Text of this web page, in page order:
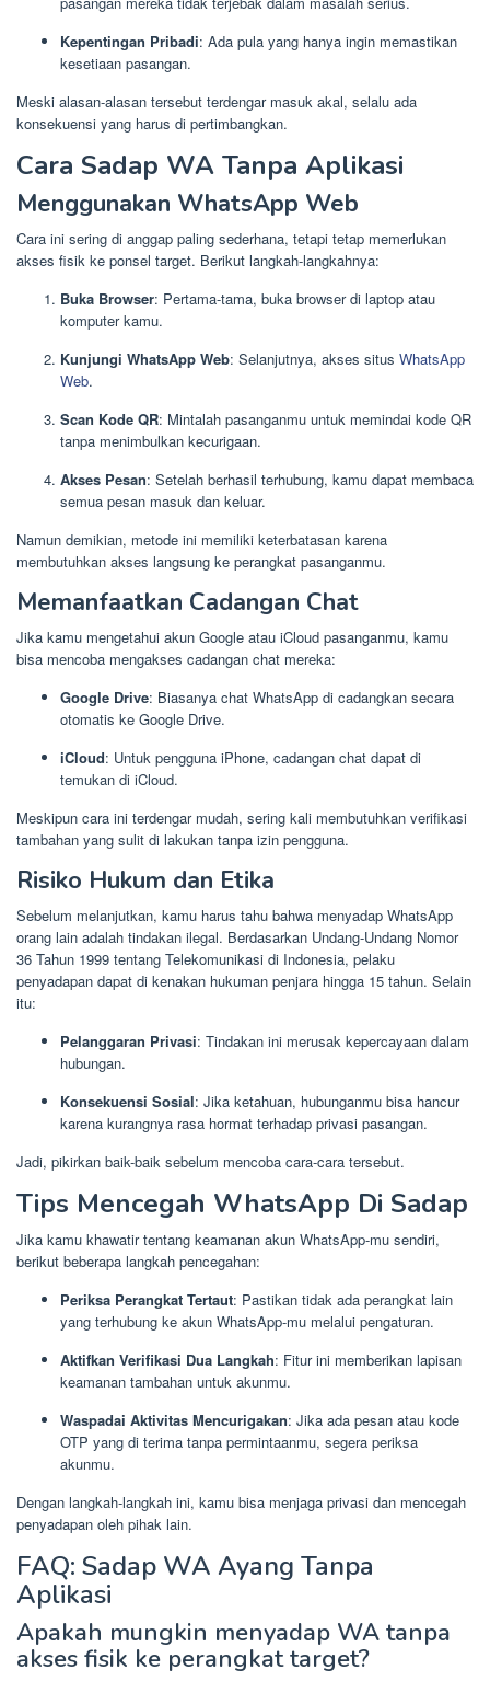
Kepentingan Pribadi: Ada pula yang hanya ingin memastikan
kesetiaan pasangan.
Meski alasan-alasan tersebut terdengar masuk akal, selalu ada
konsekuensi yang harus di pertimbangkan.
Cara Sadap WA Tanpa Aplikasi
Menggunakan WhatsApp Web
Cara ini sering di anggap paling sederhana, tetapi tetap memerlukan
akses fisik ke ponsel target. Berikut langkah-langkahnya:
Buka Browser: Pertama-tama, buka browser di laptop atau
komputer kamu.
Kunjungi WhatsApp Web: Selanjutnya, akses situs WhatsApp
Web.
Scan Kode QR: Mintalah pasanganmu untuk memindai kode QR
tanpa menimbulkan kecurigaan.
Akses Pesan: Setelah berhasil terhubung, kamu dapat membaca
semua pesan masuk dan keluar.
Namun demikian, metode ini memiliki keterbatasan karena
membutuhkan akses langsung ke perangkat pasanganmu.
Memanfaatkan Cadangan Chat
Jika kamu mengetahui akun Google atau iCloud pasanganmu, kamu
bisa mencoba mengakses cadangan chat mereka:
Google Drive: Biasanya chat WhatsApp di cadangkan secara
otomatis ke Google Drive.
iCloud: Untuk pengguna iPhone, cadangan chat dapat di
temukan di iCloud.
Meskipun cara ini terdengar mudah, sering kali membutuhkan verifikasi
tambahan yang sulit di lakukan tanpa izin pengguna.
Risiko Hukum dan Etika
Sebelum melanjutkan, kamu harus tahu bahwa menyadap WhatsApp
orang lain adalah tindakan ilegal. Berdasarkan Undang-Undang Nomor
36 Tahun 1999 tentang Telekomunikasi di Indonesia, pelaku
penyadapan dapat di kenakan hukuman penjara hingga 15 tahun. Selain
itu:
Pelanggaran Privasi: Tindakan ini merusak kepercayaan dalam
hubungan.
Konsekuensi Sosial: Jika ketahuan, hubunganmu bisa hancur
karena kurangnya rasa hormat terhadap privasi pasangan.
Jadi, pikirkan baik-baik sebelum mencoba cara-cara tersebut.
Tips Mencegah WhatsApp Di Sadap
Jika kamu khawatir tentang keamanan akun WhatsApp-mu sendiri,
berikut beberapa langkah pencegahan:
Periksa Perangkat Tertaut: Pastikan tidak ada perangkat lain
yang terhubung ke akun WhatsApp-mu melalui pengaturan.
Aktifkan Verifikasi Dua Langkah: Fitur ini memberikan lapisan
keamanan tambahan untuk akunmu.
Waspadai Aktivitas Mencurigakan: Jika ada pesan atau kode
OTP yang di terima tanpa permintaanmu, segera periksa
akunmu.
Dengan langkah-langkah ini, kamu bisa menjaga privasi dan mencegah
penyadapan oleh pihak lain.
FAQ: Sadap WA Ayang Tanpa
Aplikasi
Apakah mungkin menyadap WA tanpa
akses fisik ke perangkat target?